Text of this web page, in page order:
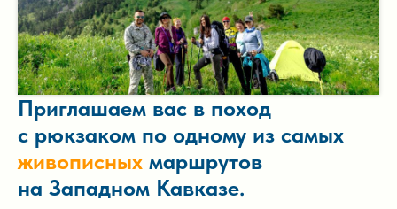
Приглашаем вас в поход
с рюкзаком по одному из самых
живописных маршрутов
на Западном Кавказе.